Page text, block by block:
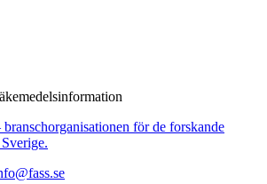
för de forskande